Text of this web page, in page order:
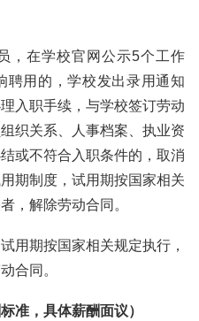
，在学校官网公示5个工作
聘用的，学校发出录用通知
入职手续，与学校签订劳动
织关系、人事档案、执业资
或不符合入职条件的，取消
期制度，试用期按国家相关
，解除劳动合同。
用期按国家相关规定执行，
合同。
准，具体薪酬面议）